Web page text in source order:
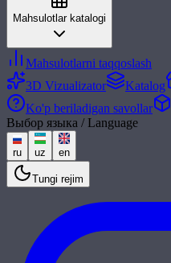
Mahsulotlar katalogi
Mahsulotlarni taqqoslash
3D Vizualizator
Katalog
Ko'p beriladigan savollar
Выбор языка / Language
ru uz en
Tungi rejim